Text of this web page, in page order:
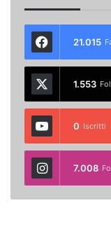
21.015
1.553
0 Iscritti
7.008